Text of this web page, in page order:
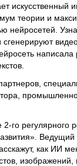
искусственный
теории и
нейросетей.
написала
2-го
Ведущий
как ИИ